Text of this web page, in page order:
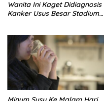
Wanita Ini Kaget Didiagnosis
Kanker Usus Besar Stadium